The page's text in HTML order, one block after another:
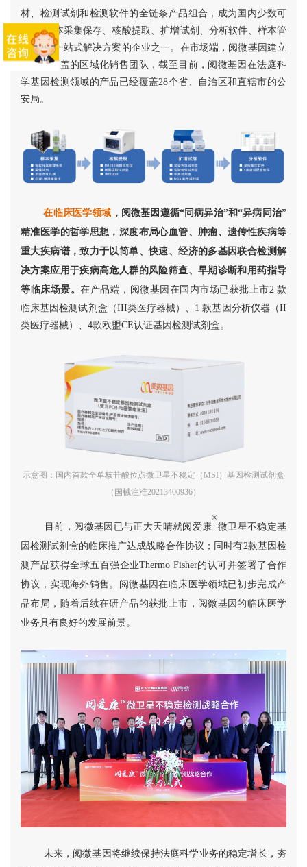
材、检测试剂和检测软件的全链条产品组合，成为国内少数可
实现“样本采集保存、核酸提取、扩增试剂、分析软件、样本管
理系统”一站式解决方案的企业之一。在市场端，阅微基因建立
了广泛覆盖的区域化销售团队，截至目前，阅微基因在法庭科
学基因检测领域的产品已经覆盖28个省、自治区和直辖市的公
安局。
在临床医学领域 ，阅微基因遵循“同病异治”和“异病同治”
精准医学的哲学思想，深度布局心血管、肿瘤、遗传性疾病等
重大疾病谱，致力于以简单、快速、经济的多基因联合检测解
决方案应用于疾病高危人群的风险筛查、早期诊断和用药指导
等临床场景。 在产品端，阅微基因在国内市场已获批上市2 款
临床基因检测试剂盒（III类医疗器械）、1 款基因分析仪器（II
类医疗器械）、4款欧盟CE认证基因检测试剂盒。
示意图：国内首款全单核苷酸位点微卫星不稳定（MSI）基因检测试剂盒
（国械注准20213400936）
目前，阅微基因已与正大天晴就阅爱康
®
微卫星不稳定基
因检测试剂盒的临床推广达成战略合作协议；同时有2款基因检
测产品获得全球五百强企业Thermo Fisher的认可并签署了合作
协议，实现海外销售。阅微基因在临床医学领域已初步完成产
品布局，随着后续在研产品的获批上市，阅微基因的临床医学
业务具有良好的发展前景。
未来，阅微基因将继续保持法庭科学业务的稳定增长，夯